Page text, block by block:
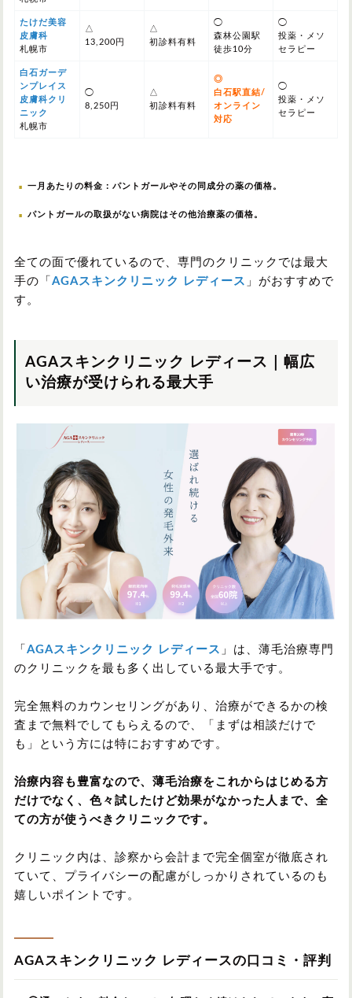
たけだ美容
皮膚科
札幌市
△
13,200円
△
初診料有料
◯
森林公園駅
徒歩10分
◯
投薬・メソ
セラピー
白石ガーデ
ンプレイス
皮膚科クリ
ニック
札幌市
◯
8,250円
△
初診料有料
◎
白石駅直結/
オンライン
対応
◯
投薬・メソ
セラピー
一月あたりの料金：パントガールやその同成分の薬の価格。
パントガールの取扱がない病院はその他治療薬の価格。
全ての面で優れているので、専門のクリニックでは最大
手の「 AGAスキンクリニック レディース 」がおすすめで
す。
AGAスキンクリニック レディース｜幅広
い治療が受けられる最大手
「 AGAスキンクリニック レディース 」は、薄毛治療専門
のクリニックを最も多く出している最大手です。
完全無料のカウンセリングがあり、治療ができるかの検
査まで無料でしてもらえるので、「まずは相談だけで
も」という方には特におすすめです。
治療内容も豊富なので、薄毛治療をこれからはじめる方
だけでなく、色々試したけど効果がなかった人まで、全
ての方が使うべきクリニックです。
クリニック内は、診察から会計まで完全個室が徹底され
ていて、プライバシーの配慮がしっかりされているのも
嬉しいポイントです。
AGAスキンクリニック レディースの口コミ・評判